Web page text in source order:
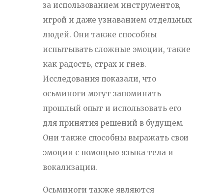
за использованием инструментов,
игрой и даже узнаванием отдельных
людей. Они также способны
испытывать сложные эмоции, такие
как радость, страх и гнев.
Исследования показали, что
осьминоги могут запоминать
прошлый опыт и использовать его
для принятия решений в будущем.
Они также способны выражать свои
эмоции с помощью языка тела и
вокализации.
Осьминоги также являются